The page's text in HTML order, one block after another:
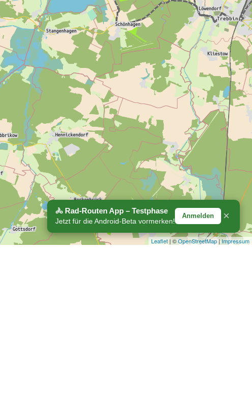
Leaflet| ©OpenStreetMap|Impressum
🚴 Rad-Routen App – Testphase
Jetzt für die Android-Beta vormerken!
Anmelden ×